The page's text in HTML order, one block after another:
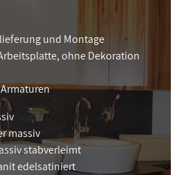
und Montage
ohne Dekoration
massiv
stabverleimt
edelsatiniert